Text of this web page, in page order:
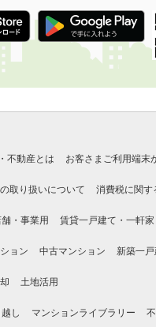
不動産とは お客さまご利用端末
取り扱いについて 消費税に関す
舗・事業用 賃貸一戸建て・一軒家
ョン 中古マンション 新築一
土地活用
し マンションライブラリー